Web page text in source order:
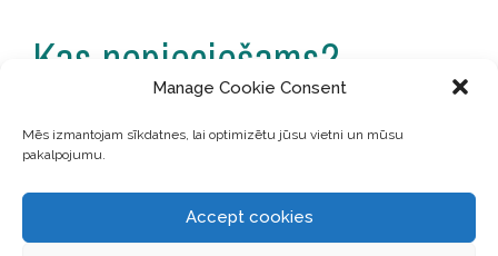
Manage Cookie Consent
Mēs izmantojam sīkdatnes, lai optimizētu jūsu vietni un mūsu
pakalpojumu.
Accept cookies
Kas nepieciešams?
½ liela sīpola, smalki sakapāta
2 selerijas kāti, smalki sakapāti
1 vidējs burkāns, sarīvēts